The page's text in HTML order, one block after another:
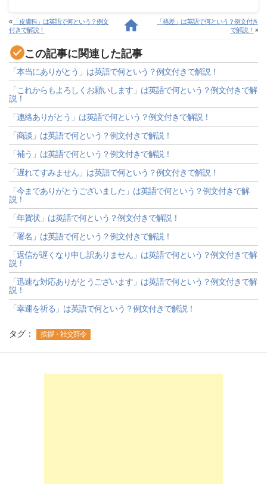
« 「皮膚科」は英語で何という？例文
付きで解説！
「格差」は英語で何という？例文付き
で解説！ »
この記事に関連した記事
「本当にありがとう」は英語で何という？例文付きで解説！
「これからもよろしくお願いします」は英語で何という？例文付きで解
説！
「連絡ありがとう」は英語で何という？例文付きで解説！
「商談」は英語で何という？例文付きで解説！
「補う」は英語で何という？例文付きで解説！
「遅れてすみません」は英語で何という？例文付きで解説！
「今までありがとうございました」は英語で何という？例文付きで解
説！
「年賀状」は英語で何という？例文付きで解説！
「署名」は英語で何という？例文付きで解説！
「返信が遅くなり申し訳ありません」は英語で何という？例文付きで解
説！
「迅速な対応ありがとうございます」は英語で何という？例文付きで解
説！
「幸運を祈る」は英語で何という？例文付きで解説！
タグ： 挨拶・社交辞令